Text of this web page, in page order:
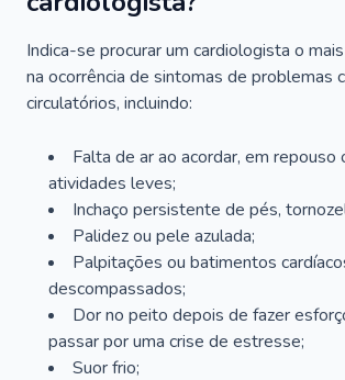
Indica-se procurar um cardiologista o
na ocorrência de sintomas de problemas
circulatórios, incluindo:
Falta de ar ao acordar, em repouso
atividades leves;
Inchaço persistente de pés,
Palidez ou pele azulada;
Palpitações ou batimentos
descompassados;
Dor no peito depois de fazer
passar por uma crise de estresse;
Suor frio;